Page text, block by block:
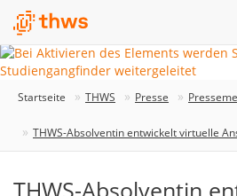
Startseite THWS Presse
THWS-Absolventin entwickelt virtuelle
THWS-Absolventin